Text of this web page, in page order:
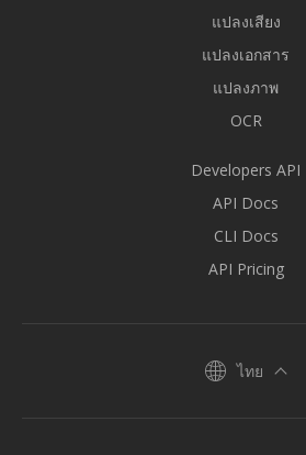
แปลงเสียง
แปลงเอกสาร
แปลงภาพ
OCR
Developers API
API Docs
CLI Docs
API Pricing
ไทย